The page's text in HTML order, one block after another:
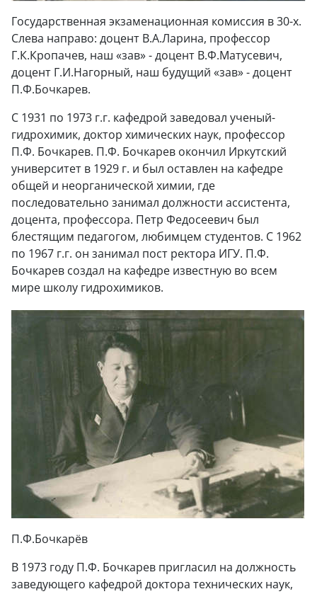
Государственная экзаменационная комиссия в 30-х.
Слева направо: доцент В.А.Ларина, профессор
Г.К.Кропачев, наш «зав» - доцент В.Ф.Матусевич,
доцент Г.И.Нагорный, наш будущий «зав» - доцент
П.Ф.Бочкарев.
С 1931 по 1973 г.г. кафедрой заведовал ученый-
гидрохимик, доктор химических наук, профессор
П.Ф. Бочкарев. П.Ф. Бочкарев окончил Иркутский
университет в 1929 г. и был оставлен на кафедре
общей и неорганической химии, где
последовательно занимал должности ассистента,
доцента, профессора. Петр Федосеевич был
блестящим педагогом, любимцем студентов. С 1962
по 1967 г.г. он занимал пост ректора ИГУ. П.Ф.
Бочкарев создал на кафедре известную во всем
мире школу гидрохимиков.
П.Ф.Бочкарёв
В 1973 году П.Ф. Бочкарев пригласил на должность
заведующего кафедрой доктора технических наук,